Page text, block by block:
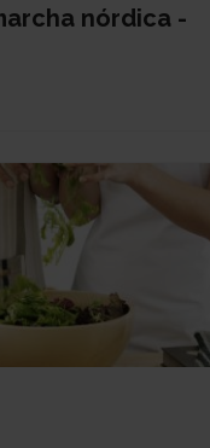
nórdica -